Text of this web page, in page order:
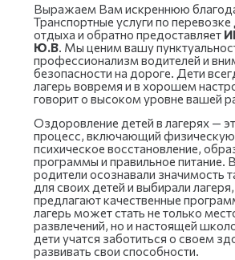
Выражаем Вам искреннюю
Транспортные услуги по перевозке
отдыха и обратно предоставляет
Ю.В. Мы ценим вашу
профессионализм водителей и
безопасности на дороге. Дети
лагерь вовремя и в хорошем
говорит о высоком уровне вашей
Оздоровление детей в лагерях —
процесс, включающий физическую
психическое восстановление,
программы и правильное питание.
родители осознавали значимость
для своих детей и выбирали
предлагают качественные
лагерь может стать не только
развлечений, но и настоящей
дети учатся заботиться о своем
развивать свои способности.